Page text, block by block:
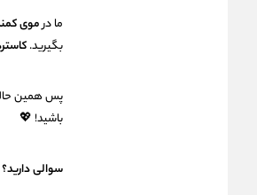
ما درموی
بگیرید.
پس همین
باشید! 💖
سوالی دارید؟